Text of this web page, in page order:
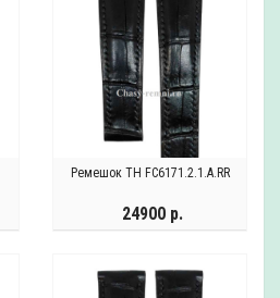
Ремешок TH FC6171.2.1.A.RR
24900 р.